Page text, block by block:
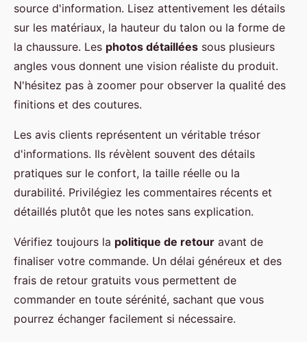
source d'information. Lisez attentivement les détails
sur les matériaux, la hauteur du talon ou la forme de
la chaussure. Les photos détaillées sous plusieurs
angles vous donnent une vision réaliste du produit.
N'hésitez pas à zoomer pour observer la qualité des
finitions et des coutures.
Les avis clients représentent un véritable trésor
d'informations. Ils révèlent souvent des détails
pratiques sur le confort, la taille réelle ou la
durabilité. Privilégiez les commentaires récents et
détaillés plutôt que les notes sans explication.
Vérifiez toujours la politique de retour avant de
finaliser votre commande. Un délai généreux et des
frais de retour gratuits vous permettent de
commander en toute sérénité, sachant que vous
pourrez échanger facilement si nécessaire.